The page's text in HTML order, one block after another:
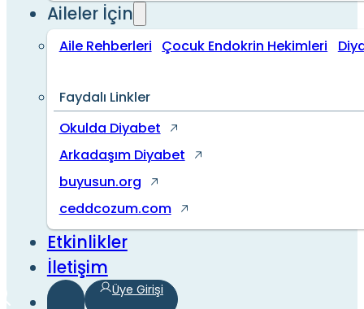
Aileler İçin
Aile Rehberleri Çocuk Endokrin Hekimleri
Faydalı Linkler
Okulda Diyabet
Arkadaşım Diyabet
buyusun.org
ceddcozum.com
Etkinlikler
İletişim
Üye Girişi